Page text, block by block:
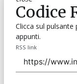
Codice
Clicca sul pulsante
appunti.
RSS link